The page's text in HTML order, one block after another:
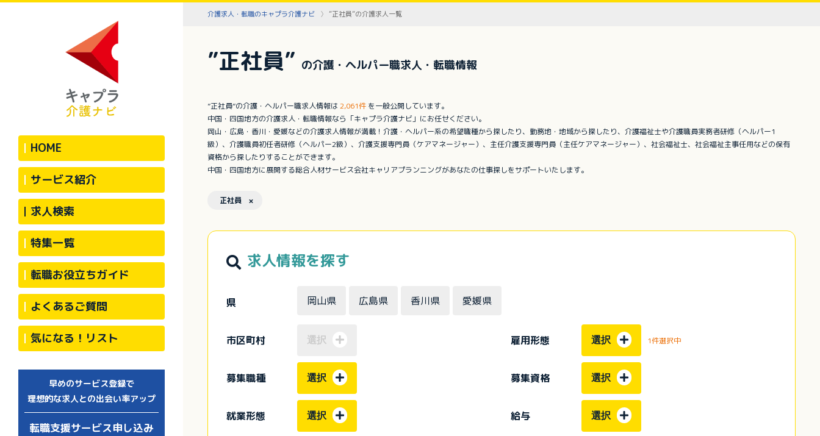
HOME
サービス紹介
求人検索
特集一覧
転職お役立ちガイド
よくあるご質問
気になる！リスト
早めのサービス登録で
理想的な求人との出会い率アップ
転職支援サービス申し込み
介護求人・転職のキャプラ介護ナビ ”正社員”の介護求人一覧
”正社員” の介護・ヘルパー職求人・転職情報
”正社員”の介護・ヘルパー職求人情報は 2,061件 を一般公開しています。
中国・四国地方の介護求人・転職情報なら「キャプラ介護ナビ」にお任せください。
岡山・広島・香川・愛媛などの介護求人情報が満載！介護・ヘルパー系の希望職種から探したり、勤務地・地域から探したり、介護福祉士や介護職員実務者研修（ヘルパー1
級）、介護職員初任者研修（ヘルパー2級）、介護支援専門員（ケアマネージャー）、主任介護支援専門員（主任ケアマネージャー）、社会福祉士、社会福祉主事任用などの保有
資格から探したりすることができます。
中国・四国地方に展開する総合人材サービス会社キャリアプランニングがあなたの仕事探しをサポートいたします。
正社員 ×
求人情報を探す
県 岡山県 広島県 香川県 愛媛県
市区町村 選択 雇用形態 選択 1件選択中
募集職種 選択 募集資格 選択
就業形態 選択 給与 選択